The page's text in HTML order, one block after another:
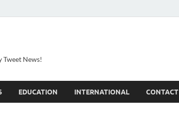
Tweet News!
EDUCATION INTERNATIONAL CONTACT